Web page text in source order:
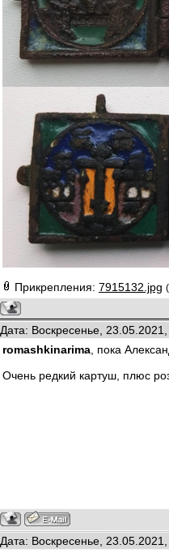
Прикрепления: 7915132.jpg
Дата: Воскресенье,
romashkinarima , пока
Очень редкий картуш, плюс
Дата: Воскресенье,